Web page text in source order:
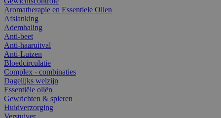
Aromatherapie en Essentiele Olien
Afslanking
Ademhaling
Anti-beet
Anti-haaruitval
Anti-Luizen
Bloedcirculatie
Complex - combinaties
Dagelijks welzijn
Essentiële oliën
Gewrichten & spieren
Huidverzorging
Verstuiver